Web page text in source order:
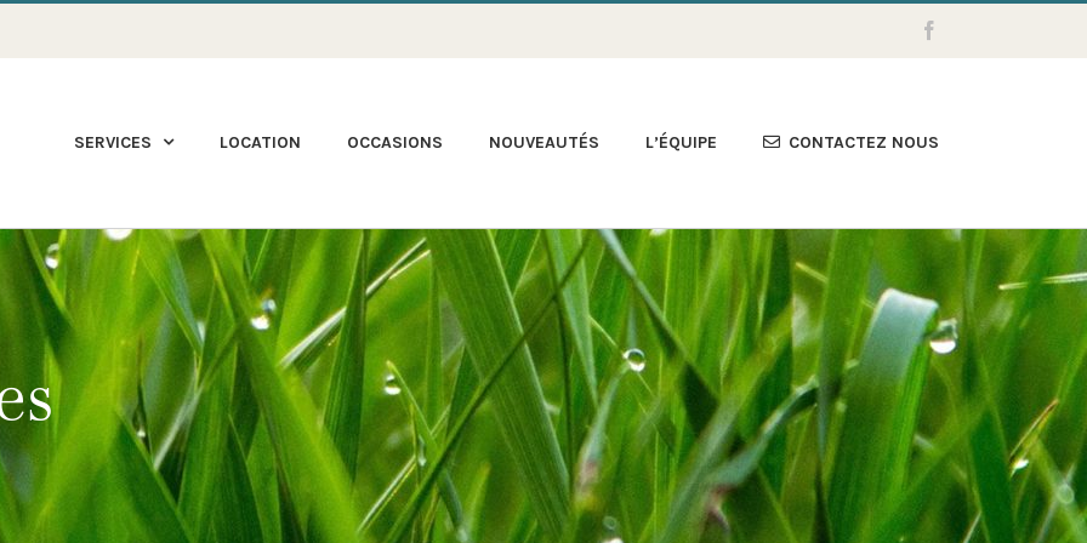
SERVICES LOCATION OCCASIONS NOUVEAUTÉS L’ÉQUIPE CONTACTEZ NOUS